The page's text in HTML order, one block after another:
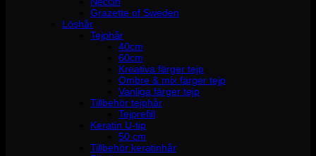
Grazette of Sweden
Löshår
Tejphår
40cm
60cm
Kreativa färger tejp
Ombre & mix färger tejp
Vanliga färger tejp
Tillbehör tejphår
Tejprefill
Keratin U-tip
50 cm
Tillbehör keratinhår